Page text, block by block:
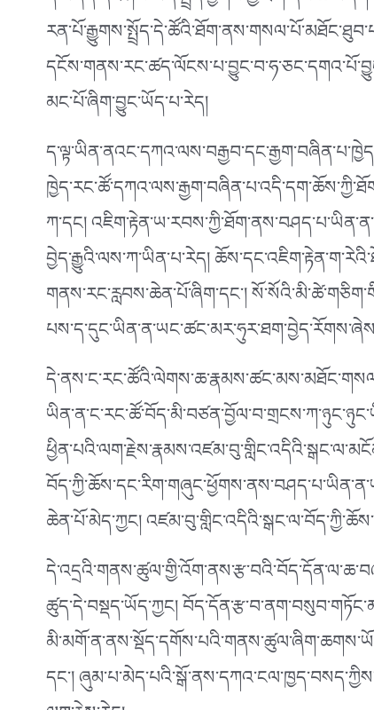
མང་པོ་ཞིག་བྱུང་ཡོད་པ་རེད།
ཀ་དང།
བྱེད་རྒྱུའི་ལས་ཀ་ཡིན་པ་རེད།
གནས་རང་རླབས་ཆེན་པོ་ཞིག་དང༌།
ཆེན་པོ་མེད་ཀྱང།
ཚུད་དེ་བསྡད་ཡོད་ཀྱང།
དང༌།